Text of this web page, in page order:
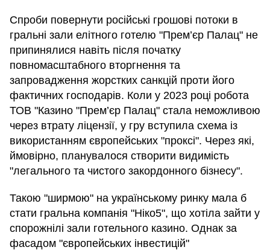
Спроби повернути російські грошові потоки в
гральні зали елітного готелю "Прем’єр Палац" не
припинялися навіть після початку
повномасштабного вторгнення та
запровадження жорстких санкцій проти його
фактичних господарів. Коли у 2023 році робота
ТОВ "Казино "Прем’єр Палац" стала неможливою
через втрату ліцензії, у гру вступила схема із
використанням європейських "проксі". Через які,
ймовірно, планувалося створити видимість
"легального та чистого закордонного бізнесу".
Такою "ширмою" на українському ринку мала б
стати гральна компанія "Ніко5", що хотіла зайти у
спорожнілі зали готельного казино. Однак за
фасадом "європейських інвестицій"